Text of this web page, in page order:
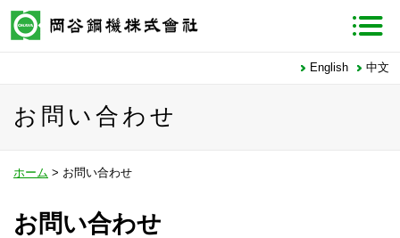
English 中文
お問い合わせ
ホーム > お問い合わせ
お問い合わせ